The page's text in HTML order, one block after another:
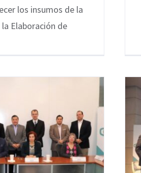
los insumos de la
Elaboración de